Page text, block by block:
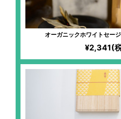
オーガニックホワイトセー
¥2,341(